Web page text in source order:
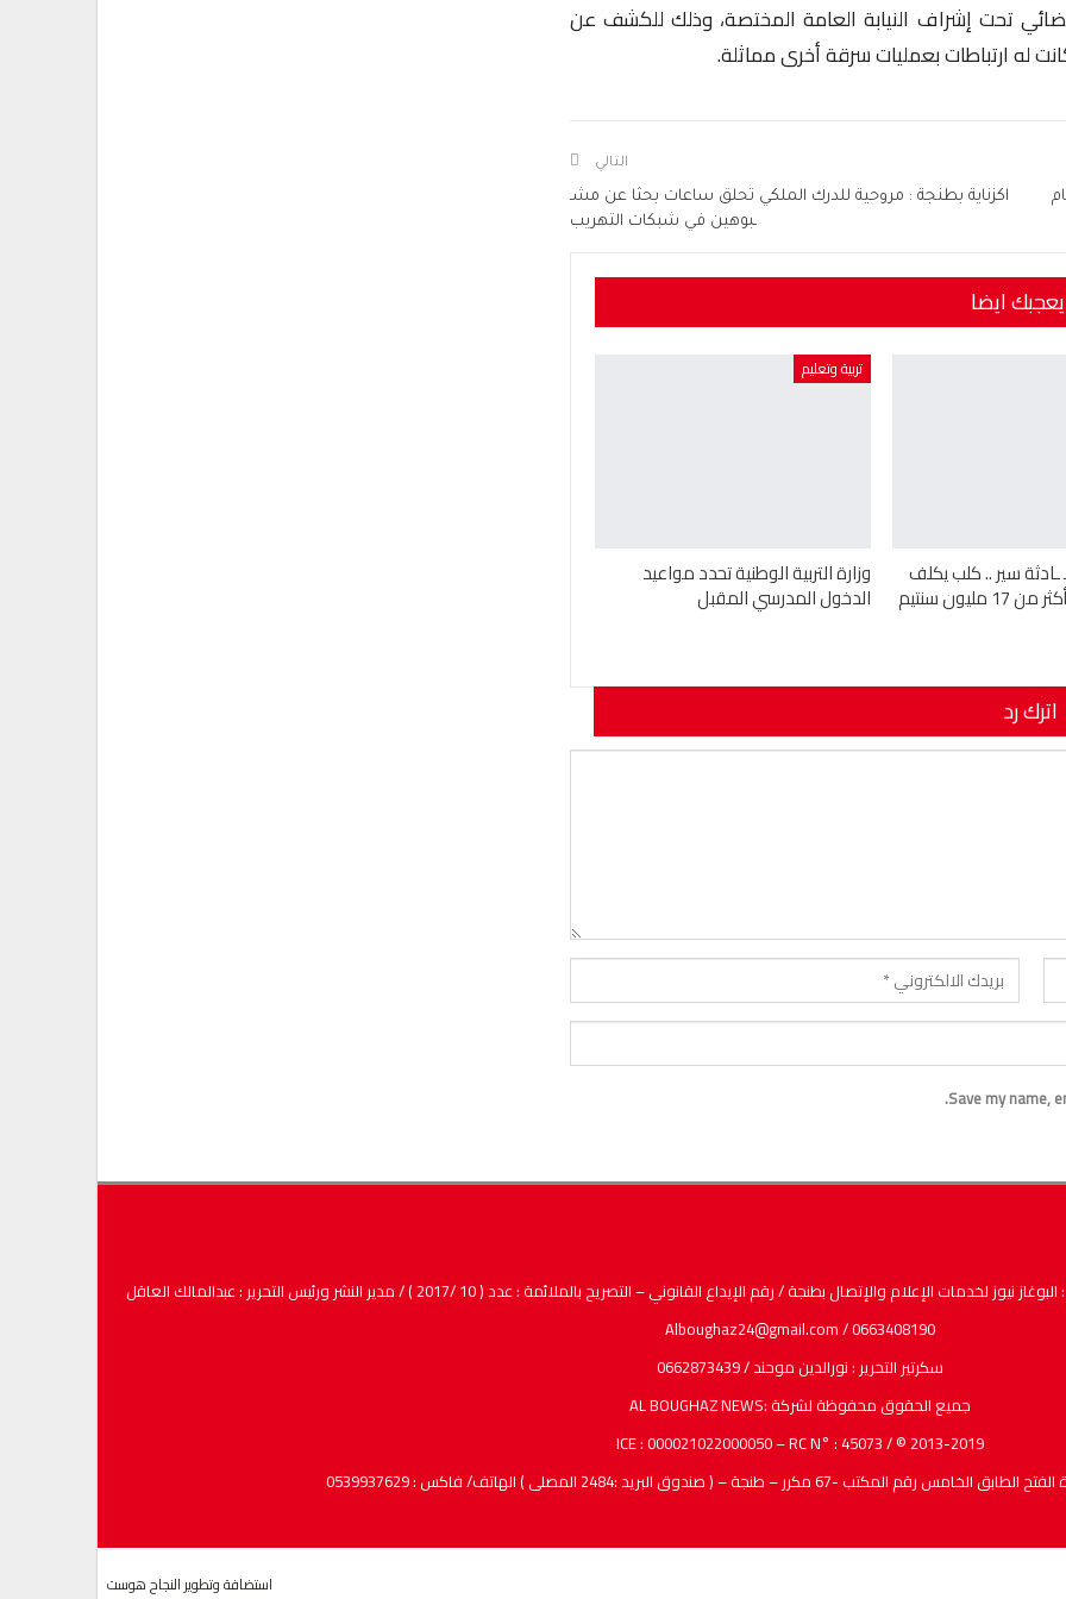
تحت إشراف النيابة العامة المختصة، وذلك للكشف عن
له ارتباطات بعمليات سرقة أخرى مماثلة.
التالي
اكزناية بطنجة : مروحية للدرك الملكي تحلق ساعات بحثا عن مشـ
ـبوهين في شبكات التهريب
ايضا
سير .. كلب يكلف
سنتيم
تربية وتعليم
وزارة التربية الوطنية تحدد مواعيد
الدخول المدرسي المقبل
اترك رد
بريدك الإلكتروني.
Save my name,
والإتصال بطنجة / رقم الإيداع القانوني – التصريح بالملائمة : عدد ( 10 /2017 ) / مدير النشر ورئيس التحرير : عبدالمالك العاقل
Alboughaz24@gmail.com / 0663408190
سكرتير التحرير : نورالدين موحند / 0662873439
جميع الحقوق محفوظة لشركة :AL BOUGHAZ NEWS
ICE : 000021022000050 – RC N° : 45073 / © 2013-2019
استضافة وتطويرالنجاح هوست